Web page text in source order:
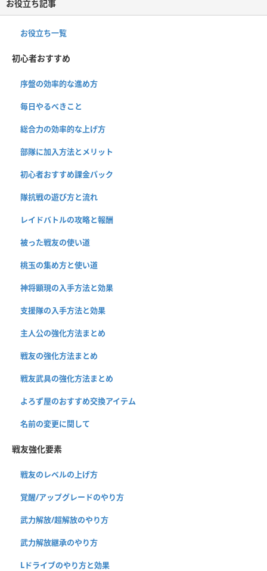
お役立ち記事
お役立ち一覧
初心者おすすめ
序盤の効率的な進め方
毎日やるべきこと
総合力の効率的な上げ方
部隊に加入方法とメリット
初心者おすすめ課金パック
隊抗戦の遊び方と流れ
レイドバトルの攻略と報酬
被った戦友の使い道
桃玉の集め方と使い道
神将顕現の入手方法と効果
支援隊の入手方法と効果
主人公の強化方法まとめ
戦友の強化方法まとめ
戦友武具の強化方法まとめ
よろず屋のおすすめ交換アイテム
名前の変更に関して
戦友強化要素
戦友のレベルの上げ方
覚醒/アップグレードのやり方
武力解放/超解放のやり方
武力解放継承のやり方
Lドライブのやり方と効果